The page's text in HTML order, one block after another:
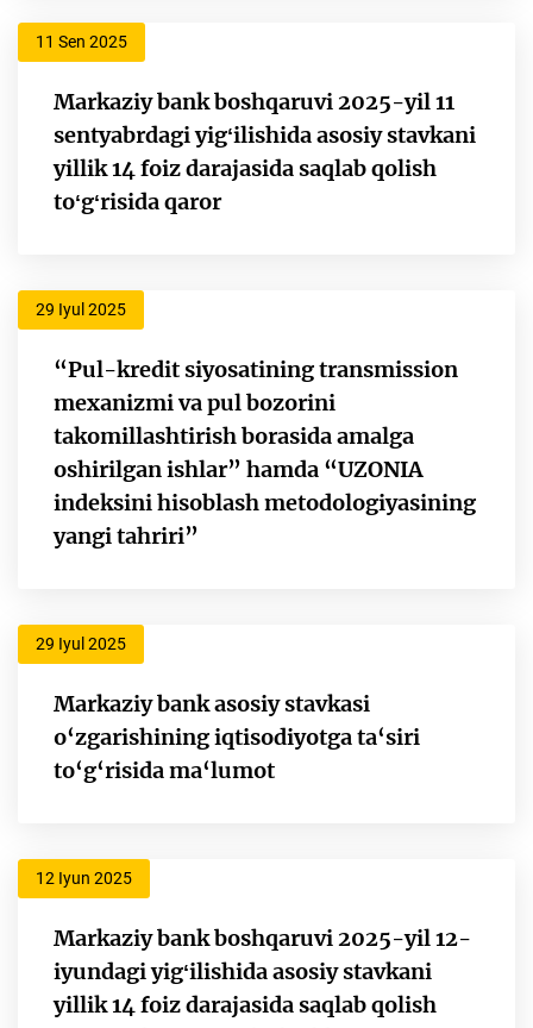
11 Sen 2025
Markaziy bank boshqaruvi 2025-yil 11
sentyabrdagi yigʻilishida asosiy stavkani
yillik 14 foiz darajasida saqlab qolish
toʻgʻrisida qaror
29 Iyul 2025
“Pul-kredit siyosatining transmission
mexanizmi va pul bozorini
takomillashtirish borasida amalga
oshirilgan ishlar” hamda “UZONIA
indeksini hisoblash metodologiyasining
yangi tahriri”
29 Iyul 2025
Markaziy bank asosiy stavkasi
o‘zgarishining iqtisodiyotga ta‘siri
to‘g‘risida ma‘lumot
12 Iyun 2025
Markaziy bank boshqaruvi 2025-yil 12-
iyundagi yigʻilishida asosiy stavkani
yillik 14 foiz darajasida saqlab qolish